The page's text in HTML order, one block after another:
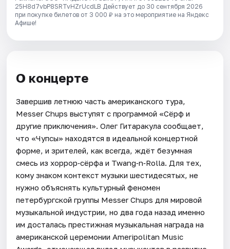
25H8d7vbP8SRTvHZrUcdLB Действует до 30 сентября 2026
при покупке билетов от 3 000 ₽ на это мероприятие на Яндекс
Афише!
О концерте
Завершив летнюю часть американского тура,
Messer Chups выступят с программой «Сёрф и
другие приключения». Олег Гитаракула сообщает,
что «Чупсы» находятся в идеальной концертной
форме, и зрителей, как всегда, ждёт безумная
смесь из хоррор‑сёрфа и Twang‑n‑Rolla. Для тех,
кому знаком контекст музыки шестидесятых, не
нужно объяснять культурный феномен
петербургской группы Messer Chups для мировой
музыкальной индустрии, но два года назад именно
им досталась престижная музыкальная награда на
американской церемонии Ameripolitan Music